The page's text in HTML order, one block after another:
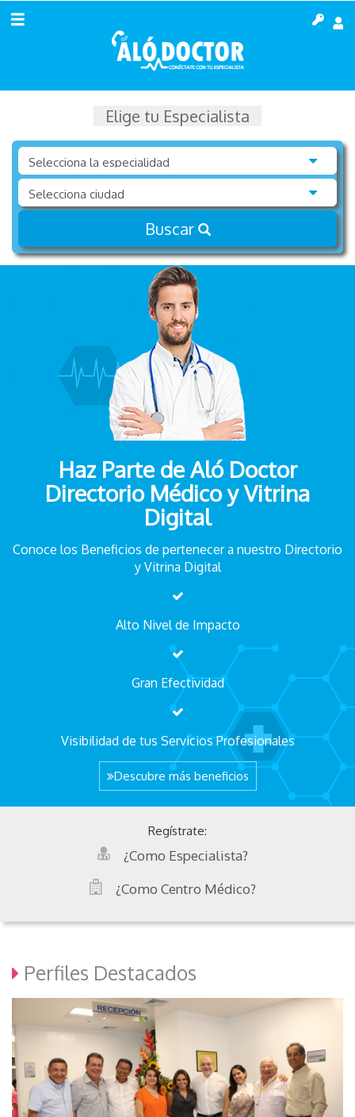
Elige tu Especialista
Buscar
Haz Parte de Aló Doctor
Directorio Médico y Vitrina
Digital
Conoce los Beneficios de pertenecer a nuestro Directorio
y Vitrina Digital
Alto Nivel de Impacto
Gran Efectividad
Visibilidad de tus Servicios Profesionales
Descubre más beneficios
Regístrate:
¿Como Especialista?
¿Como Centro Médico?
Perfiles Destacados